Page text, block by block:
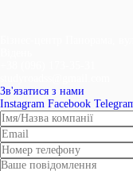
Зв'язатися з нами
Instagram Facebook